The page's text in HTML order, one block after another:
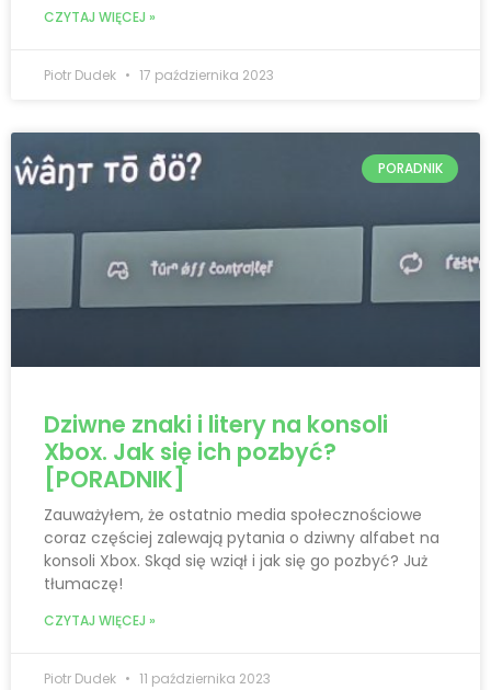
CZYTAJ WIĘCEJ »
Piotr Dudek 17 października 2023
PORADNIK
Dziwne znaki i litery na konsoli
Xbox. Jak się ich pozbyć?
[PORADNIK]
Zauważyłem, że ostatnio media społecznościowe
coraz częściej zalewają pytania o dziwny alfabet na
konsoli Xbox. Skąd się wziął i jak się go pozbyć? Już
tłumaczę!
CZYTAJ WIĘCEJ »
Piotr Dudek 11 października 2023